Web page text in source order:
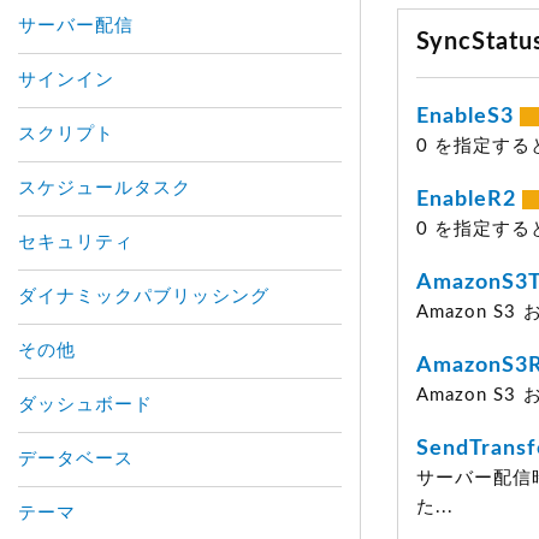
EnableS3
0 を指定する
EnableR2
0 を指定する
Amazon S3
Amazon S3
サーバー配信
た...
サーバー配信
サインイン
スクリプト
スケジュールタスク
セキュリティ
ダイナミックパブリッシング
その他
ダッシュボード
データベース
テーマ